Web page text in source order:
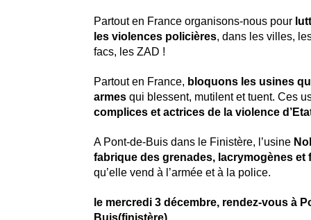
Partout en France organisons-nous pour
les violences policières, dans les villes,
facs, les ZAD !
Partout en France, bloquons les usines
armesqui blessent, mutilent et tuent. Ces
complices et actrices de la violence
A Pont-de-Buis dans le Finistère, l’usine
fabrique des grenades,lacrymogènes et
qu’elle vend à l’armée et à la police.
le mercredi 3 décembre, rendez-vous à
Buis(finistère)